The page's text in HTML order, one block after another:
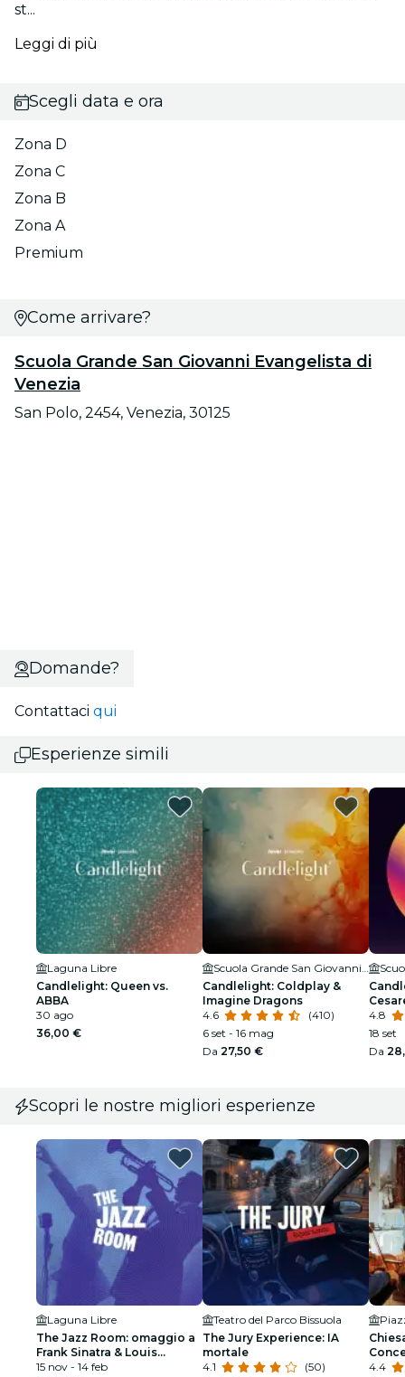
st...
Leggi di più
Scegli data e ora
Zona D
Zona C
Zona B
Zona A
Premium
Come arrivare?
Scuola Grande San Giovanni Evangelista di
Venezia
San Polo, 2454, Venezia, 30125
Domande?
Contattaci qui
Esperienze simili
Laguna Libre
Candlelight: Queen vs.
ABBA
30 ago
36,00 €
Scuola Grande San Giovanni Evangelista di Venezia
Candlelight: Coldplay &
Imagine Dragons
4.6
(410)
6 set - 16 mag
Da 27,50 €
4.8
18 set
Da
Scopri le nostre migliori esperienze
Laguna Libre
The Jazz Room: omaggio a
Frank Sinatra & Louis
Armstrong
15 nov - 14 feb
Teatro del Parco Bissuola
The Jury Experience: IA
mortale
4.1
(50)
4.4